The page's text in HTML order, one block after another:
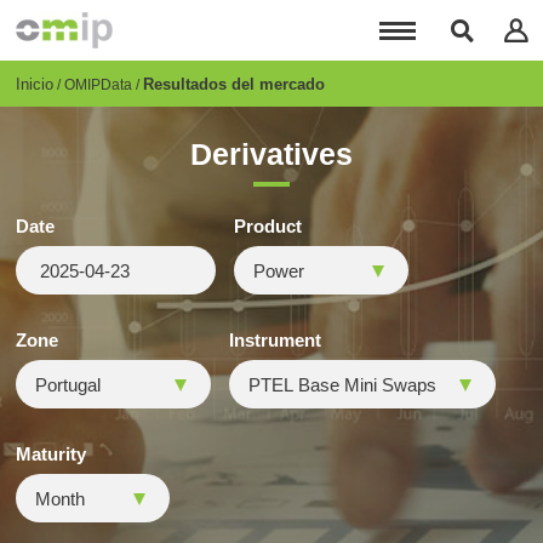
principal
Breadcrumb
Inicio OMIPData Resultados del mercado
Derivatives
Date Product
Zone Instrument
Maturity